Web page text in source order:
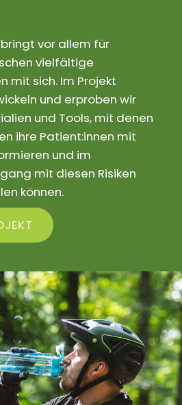
vor allem für
vielfältige
mit sich. Im Projekt
und erproben wir
und Tools, mit denen
ihre Patient:innen mit
und im
mit diesen Risiken
können.